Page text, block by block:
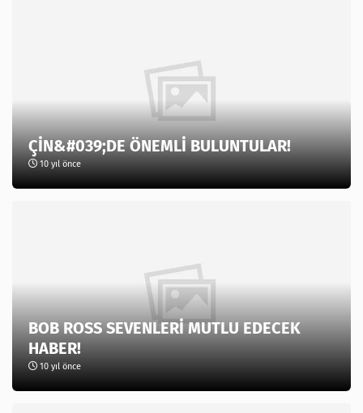
ÇİN&#039;DE ÖNEMLİ BULUNTULAR!
10 yıl önce
BOB ROSS SEVENLERİ MUTLU EDECEK
HABER!
10 yıl önce